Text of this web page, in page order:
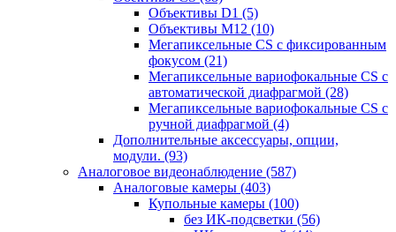
Объективы D1 (5)
Объективы M12 (10)
Мегапиксельные CS c фиксированным
фокусом (21)
Мегапиксельные вариофокальные CS c
автоматической диафрагмой (28)
Мегапиксельные вариофокальные CS c
ручной диафрагмой (4)
Дополнительные аксессуары, опции,
модули. (93)
Аналоговое видеонаблюдение (587)
Аналоговые камеры (403)
Купольные камеры (100)
без ИК-подсветки (56)